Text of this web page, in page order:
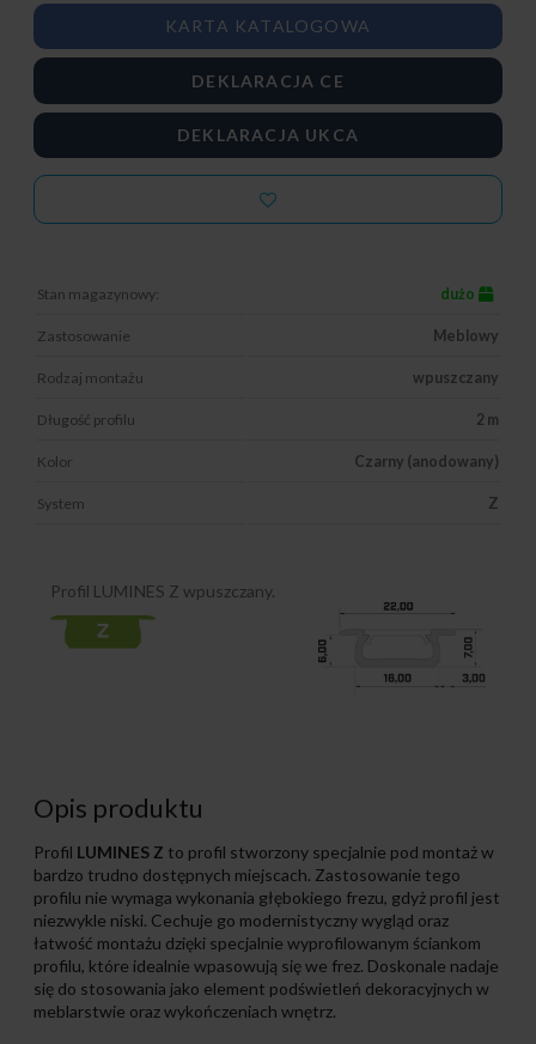
Stan magazynowy: dużo
Zastosowanie Meblowy
Rodzaj montażu wpuszczany
Długość profilu 2 m
Kolor Czarny (anodowany)
System Z
Profil LUMINES Z wpuszczany.
KARTA KATALOGOWA
DEKLARACJA CE
DEKLARACJA UKCA
Opis produktu
Profil LUMINES Z to profil stworzony specjalnie pod montaż w
bardzo trudno dostępnych miejscach. Zastosowanie tego
profilu nie wymaga wykonania głębokiego frezu, gdyż profil jest
niezwykle niski. Cechuje go modernistyczny wygląd oraz
łatwość montażu dzięki specjalnie wyprofilowanym ściankom
profilu, które idealnie wpasowują się we frez. Doskonale nadaje
się do stosowania jako element podświetleń dekoracyjnych w
meblarstwie oraz wykończeniach wnętrz.